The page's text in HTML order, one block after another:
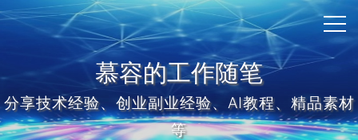
慕容的工作随笔
分享技术经验、创业副业经验、AI教程、精品素材
等